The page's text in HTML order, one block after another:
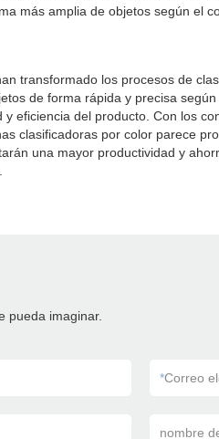
más amplia de objetos según el
transformado los procesos de
de forma rápida y precisa
eficiencia del producto. Con los
clasificadoras por color parece
una mayor productividad y
pueda imaginar.
*Correo
nombre